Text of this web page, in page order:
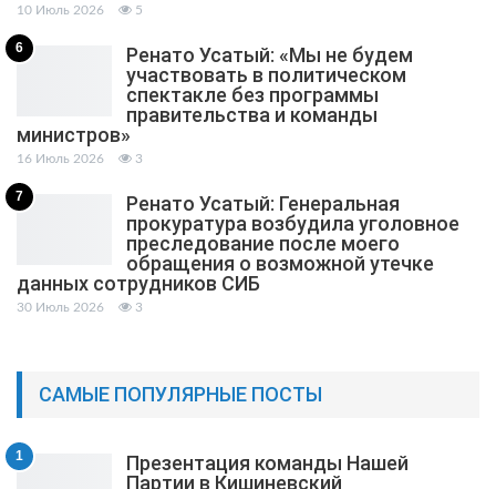
10 Июль 2026 5
6
Ренато Усатый: «Мы не будем
участвовать в политическом
спектакле без программы
правительства и команды
министров»
16 Июль 2026 3
7
Ренато Усатый: Генеральная
прокуратура возбудила уголовное
преследование после моего
обращения о возможной утечке
данных сотрудников СИБ
30 Июль 2026 3
САМЫЕ ПОПУЛЯРНЫЕ ПОСТЫ
1
Презентация команды Нашей
Партии в Кишиневский